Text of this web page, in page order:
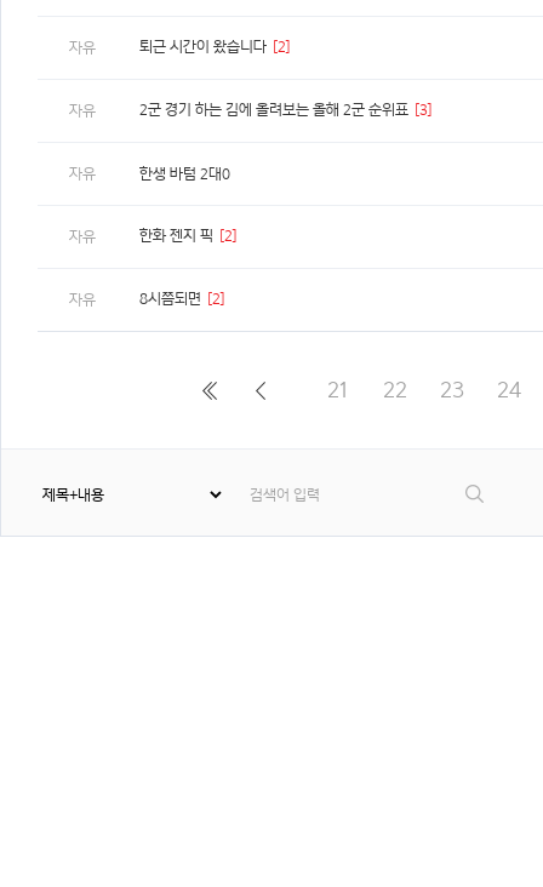
자유 퇴근 시간이 왔습니다 [2]
자유 2군 경기 하는 김에 올려보는 올해 2군 순위표 [3]
자유 한생 바텀 2대0
자유 한화 젠지 픽 [2]
자유 8시쯤되면 [2]
21 22 23 24